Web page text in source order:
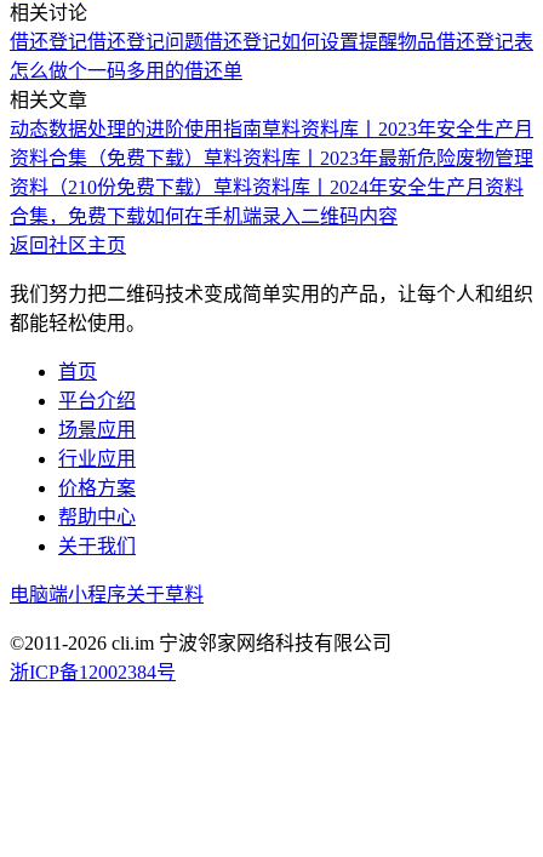
相关讨论
借还登记借还登记问题借还登记如何设置提醒物品借还登记表
怎么做个一码多用的借还单
相关文章
动态数据处理的进阶使用指南草料资料库丨2023年安全生产月
资料合集（免费下载） 草料资料库丨2023年最新危险废物管理
资料（210份免费下载） 草料资料库丨2024年安全生产月资料
合集，免费下载如何在手机端录入二维码内容
返回社区主页
我们努力把二维码技术变成简单实用的产品，让每个人和组织
都能轻松使用。
首页
平台介绍
场景应用
行业应用
价格方案
帮助中心
关于我们
电脑端小程序关于草料
©2011-2026 cli.im 宁波邻家网络科技有限公司
浙ICP备12002384号